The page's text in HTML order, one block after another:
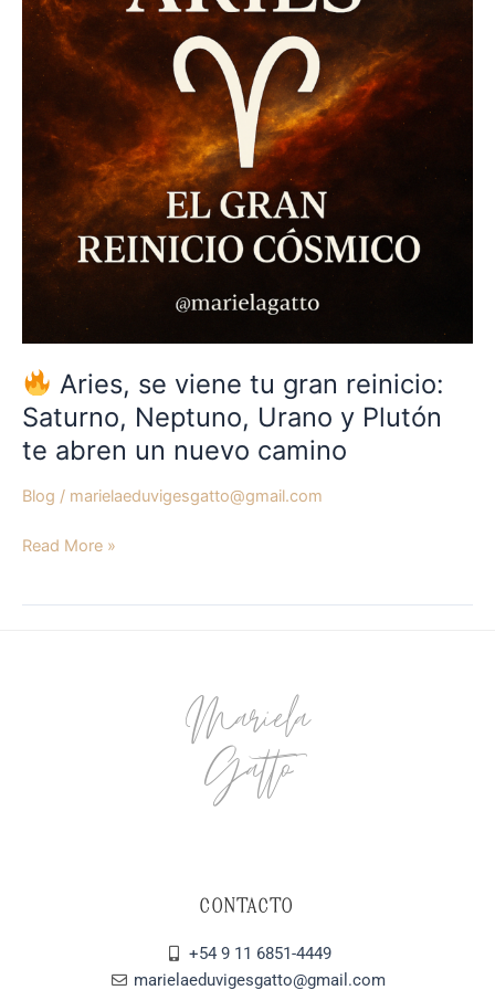
Aries, se viene tu gran reinicio:
Saturno, Neptuno, Urano y Plutón
te abren un nuevo camino
Blog / marielaeduvigesgatto@gmail.com
tu
gran
reinicio:
Neptuno,
Urano
Plutón
abren
nuevo
Read More »
Mariela
Gatto
CONTACTO
+54 9 11 6851-4449
marielaeduvigesgatto@gmail.com